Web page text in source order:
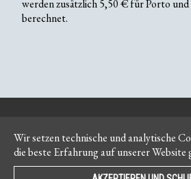
werden zusätzlich 5,50 € für Porto
berechnet.
Wir setzen technische und analytische
die beste Erfahrung auf unserer Website
Kontakt
Newsletter